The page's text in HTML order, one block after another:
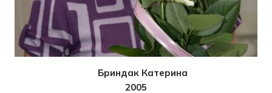
Бриндак Катерина
2005